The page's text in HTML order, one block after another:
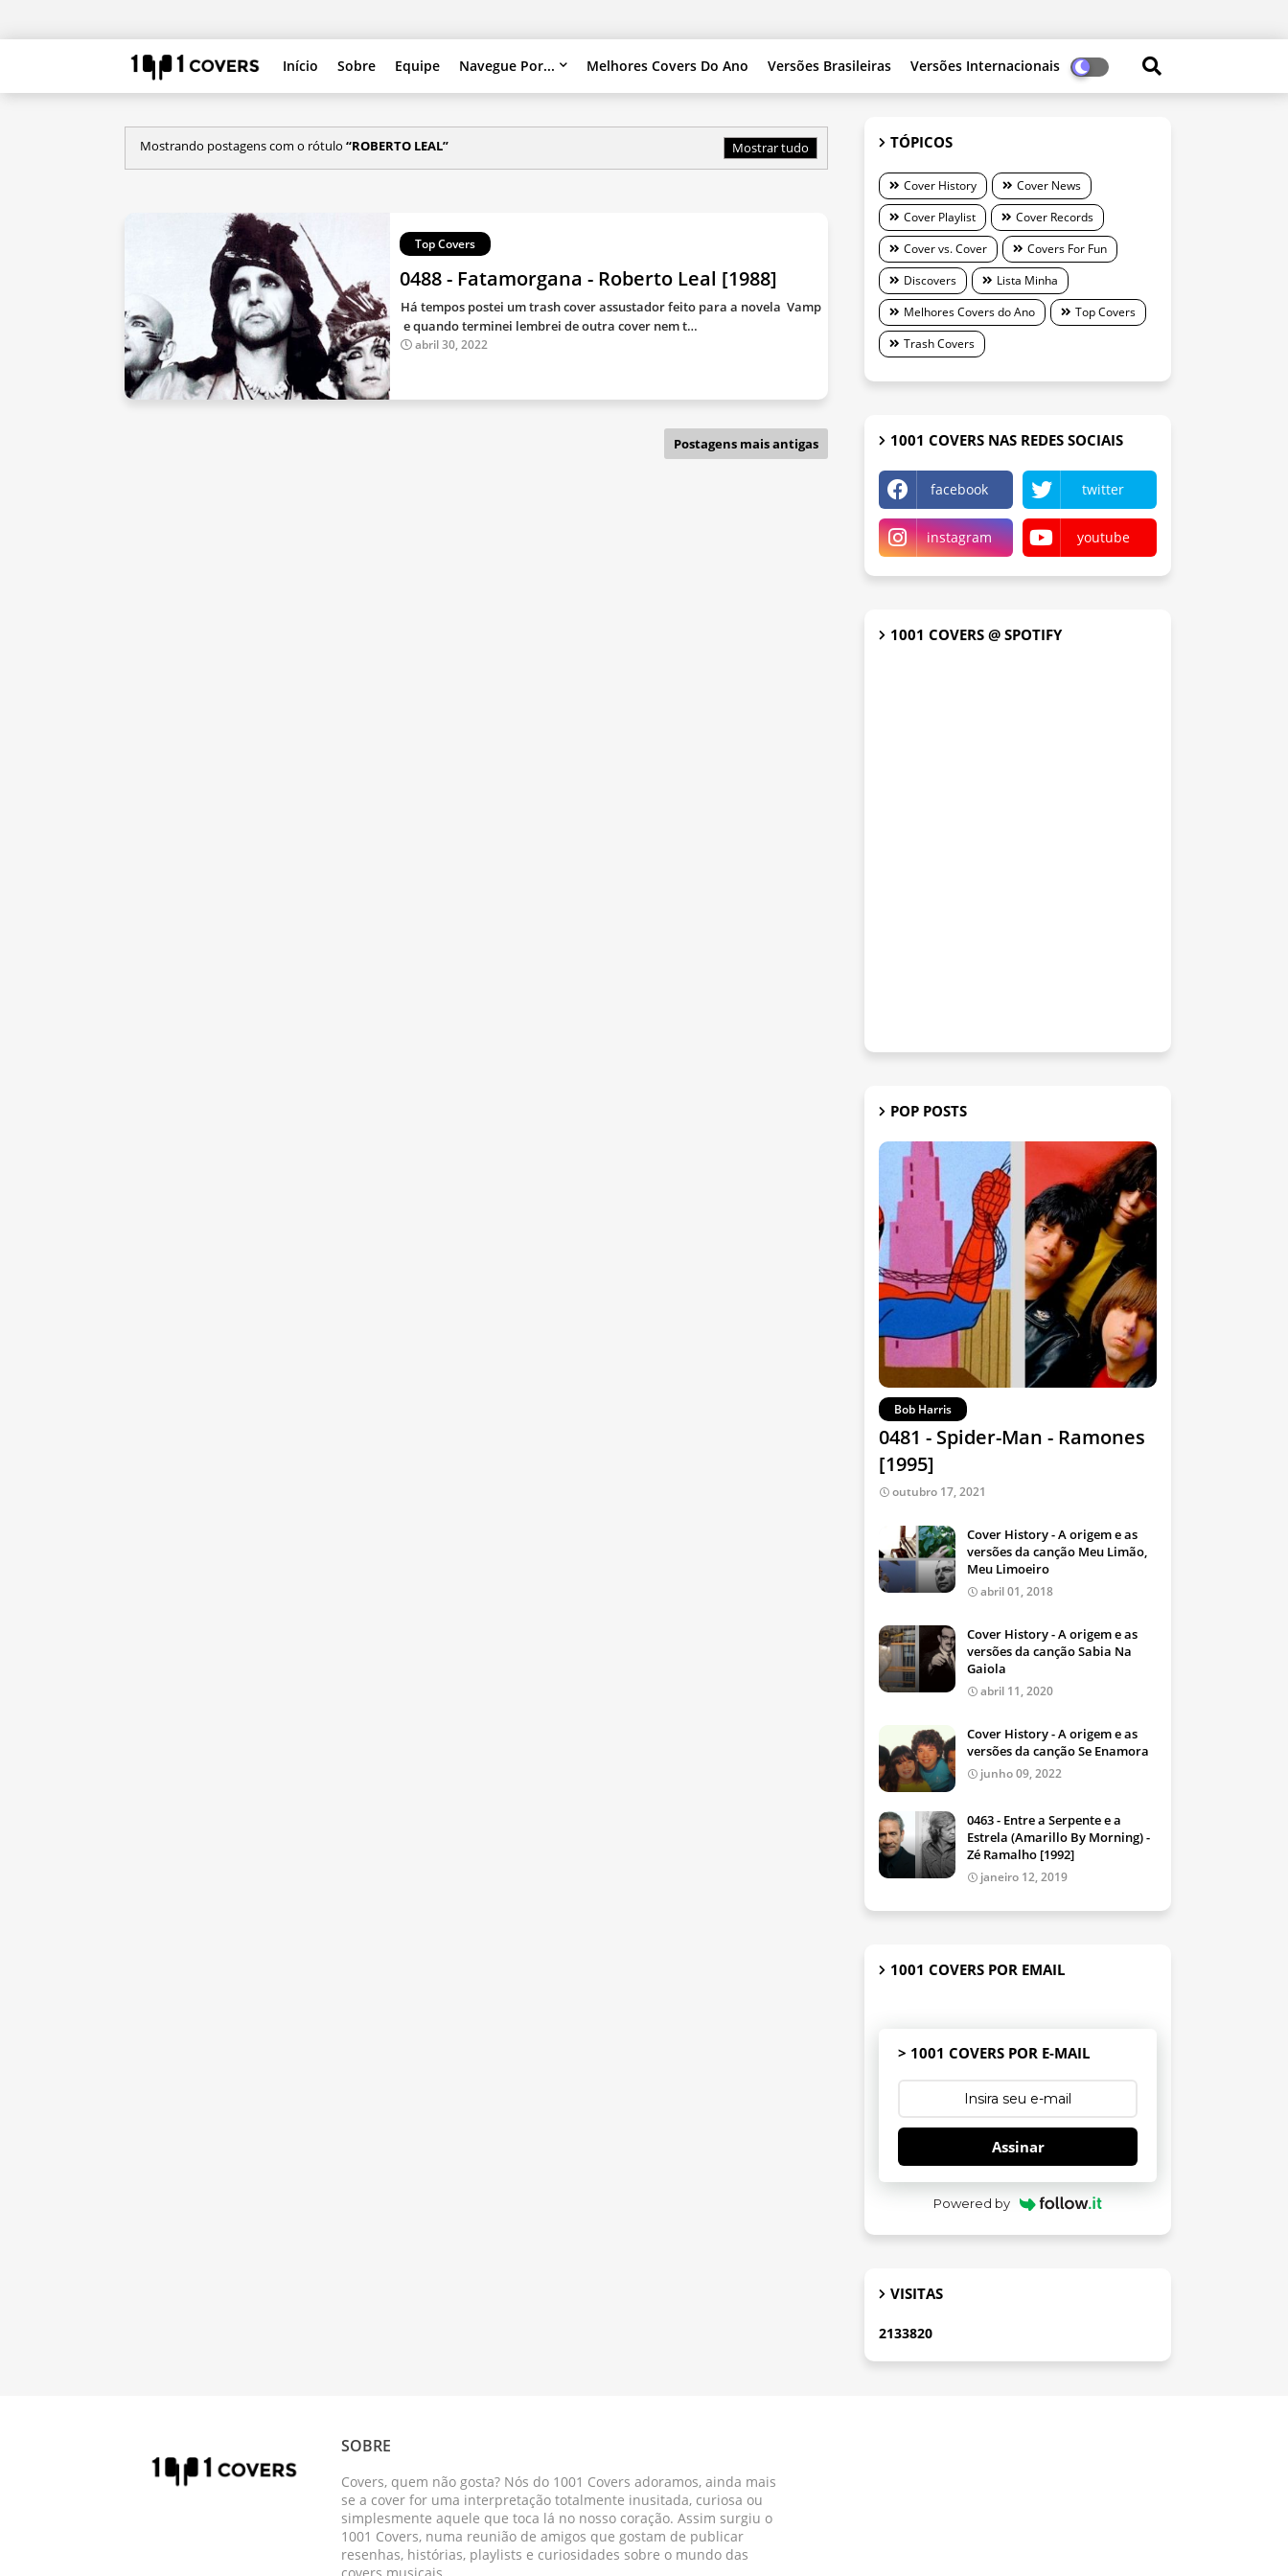
Início Sobre Equipe Navegue Por... Melhores Covers Do Ano Versões Brasileiras Versões Internacionais
Mostrando postagens com o rótulo ROBERTO LEAL Mostrar tudo
Top Covers
0488 - Fatamorgana - Roberto Leal [1988]
Há tempos postei um trash cover assustador feito para a novela Vamp
e quando terminei lembrei de outra cover nem t…
abril 30, 2022
Postagens mais antigas
TÓPICOS
Cover History
Cover News
Cover Playlist
Cover Records
Cover vs. Cover
Covers For Fun
Discovers
Lista Minha
Melhores Covers do Ano
Top Covers
Trash Covers
1001 COVERS NAS REDES SOCIAIS
facebook twitter
instagram youtube
1001 COVERS @ SPOTIFY
POP POSTS
Bob Harris
0481 - Spider-Man - Ramones
[1995]
outubro 17, 2021
Cover History - A origem e as
versões da canção Meu Limão,
Meu Limoeiro
abril 01, 2018
Cover History - A origem e as
versões da canção Sabia Na
Gaiola
abril 11, 2020
Cover History - A origem e as
versões da canção Se Enamora
junho 09, 2022
0463 - Entre a Serpente e a
Estrela (Amarillo By Morning) -
Zé Ramalho [1992]
janeiro 12, 2019
1001 COVERS POR EMAIL
> 1001 COVERS POR E-MAIL
Assinar
Powered by
VISITAS
2133820
SOBRE
Covers, quem não gosta? Nós do 1001 Covers adoramos, ainda mais
se a cover for uma interpretação totalmente inusitada, curiosa ou
simplesmente aquele que toca lá no nosso coração. Assim surgiu o
1001 Covers, numa reunião de amigos que gostam de publicar
resenhas, histórias, playlists e curiosidades sobre o mundo das